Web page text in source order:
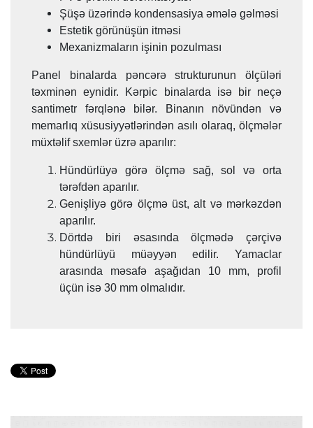
Şüşə üzərində kondensasiya əmələ gəlməsi
Estetik görünüşün itməsi
Mexanizmaların işinin pozulması
Panel binalarda pəncərə strukturunun ölçüləri
təxminən eynidir. Kərpic binalarda isə bir neçə
santimetr fərqlənə bilər. Binanın növündən və
memarlıq xüsusiyyətlərindən asılı olaraq, ölçmələr
müxtəlif sxemlər üzrə aparılır:
Hündürlüyə görə ölçmə sağ, sol və orta
tərəfdən aparılır.
Genişliyə görə ölçmə üst, alt və mərkəzdən
aparılır.
Dörtdə biri əsasında ölçmədə çərçivə
hündürlüyü müəyyən edilir. Yamaclar
arasında məsafə aşağıdan 10 mm, profil
üçün isə 30 mm olmalıdır.